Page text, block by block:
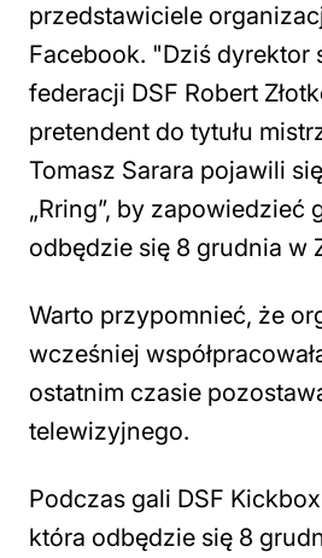
przedstawiciele
Facebook. "Dziś dyrektor
federacji DSF Robert
pretendent do tytułu
Tomasz Sarara pojawili
„Rring”, by zapowiedzieć
odbędzie się 8 grudnia w
Warto przypomnieć, że
wcześniej
ostatnim czasie
telewizyjnego.
Podczas gali DSF
która odbędzie się 8